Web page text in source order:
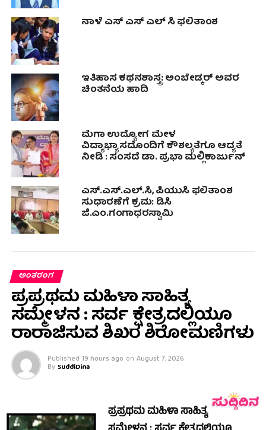
ನಾಳೆ ಎಸ್ ಎಸ್ ಎಲ್ ಸಿ ಫಲಿತಾಂಶ
ಇತಿಹಾಸ ಕಥನಶಾಸ್ತ್ರ: ಅಂಬೇಡ್ಕರ್ ಅವರ
ಚಿಂತನೆಯ ಹಾದಿ
ಮೆಗಾ ಉದ್ಯೋಗ ಮೇಳ
ವಿದ್ಯಾಭ್ಯಾಸದೊಂದಿಗೆ ಕೌಶಲ್ಯತೆಗೂ ಆದ್ಯತೆ
ನೀಡಿ : ಸಂಸದೆ ಡಾ. ಪ್ರಭಾ ಮಲ್ಲಿಕಾರ್ಜುನ್
ಎಸ್.ಎಸ್.ಎಲ್.ಸಿ, ಪಿಯುಸಿ ಫಲಿತಾಂಶ
ಸುಧಾರಣೆಗೆ ಕ್ರಮ: ಡಿಸಿ
ಜಿ.ಎಂ.ಗಂಗಾಧರಸ್ವಾಮಿ
ಅಂತರಂಗ
ಪ್ರಪ್ರಥಮ ಮಹಿಳಾ ಸಾಹಿತ್ಯ
ಸಮ್ಮೇಳನ : ಸರ್ವ ಕ್ಷೇತ್ರದಲ್ಲಿಯೂ
ರಾರಾಜಿಸುವ ಶಿಖರ ಶಿರೋಮಣಿಗಳು
Published 19 hours ago on August 7, 2026
By SuddiDina